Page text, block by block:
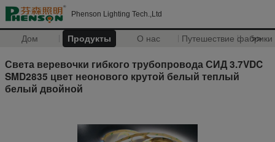
Phenson Lighting Tech.,Ltd
Дом Продукты О нас Путешествие фабрики
>>
Света веревочки гибкого трубопровода СИД 3.7VDC
SMD2835 цвет неонового крутой белый теплый
белый двойной